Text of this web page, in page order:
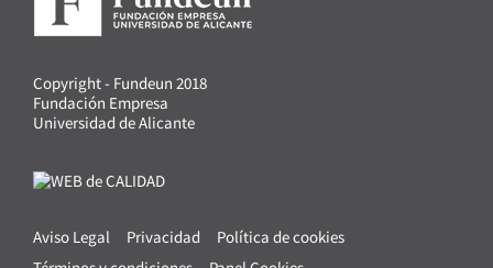
Copyright - Fundeun 2018
Fundación Empresa
Universidad de Alicante
Aviso Legal Privacidad
Política de cookies